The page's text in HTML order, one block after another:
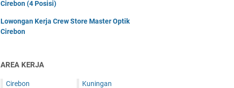
Cirebon (4 Posisi)
Lowongan Kerja Crew Store Master Optik
Cirebon
AREA KERJA
Cirebon
Kuningan